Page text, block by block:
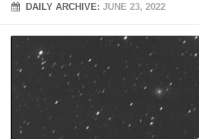
DAILY ARCHIVE:JUNE 23, 2022